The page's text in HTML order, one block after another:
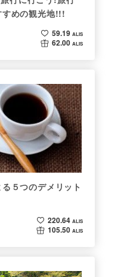
すめの観光地!!!
59.19 ALIS
62.00 ALIS
５つのデメリット
220.64 ALIS
105.50 ALIS